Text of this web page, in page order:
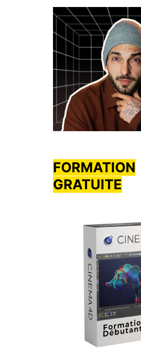
FORMATION
GRATUITE